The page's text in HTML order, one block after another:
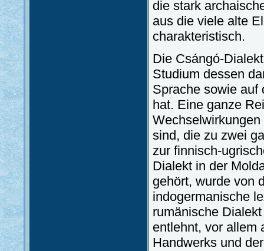
die stark
aus die viele alte
charakteristisch.
Die Csángó-
Studium dessen
Sprache sowie auf
hat. Eine ganze
sind, die zu zwei
zur finnisch-
Dialekt in der
gehört, wurde von
indogermanische
rumänische
entlehnt, vor allem
Handwerks und